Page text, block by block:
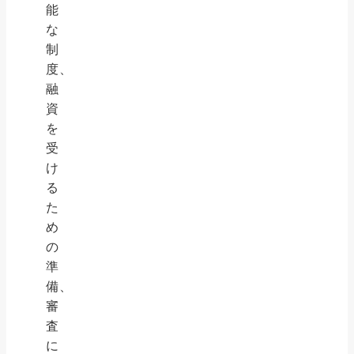
能
な
制
度、
融
資
を
受
け
る
た
め
の
準
備、
審
査
に